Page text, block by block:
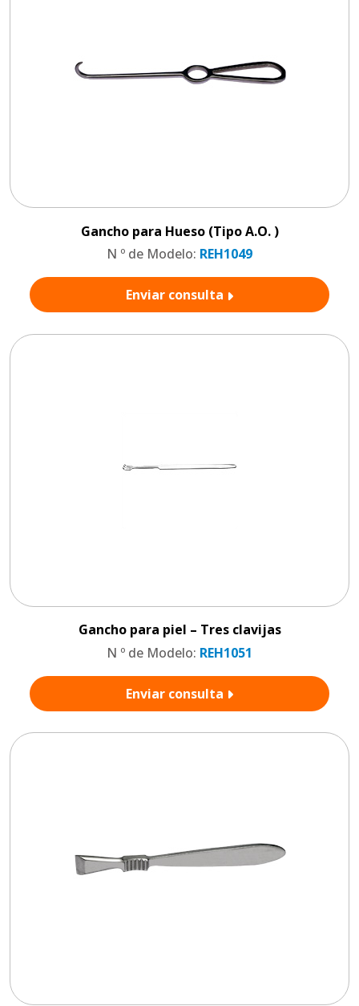
Gancho para Hueso (Tipo A.O. )
N º de Modelo: REH1049
Enviar consulta
Gancho para piel – Tres clavijas
N º de Modelo: REH1051
Enviar consulta